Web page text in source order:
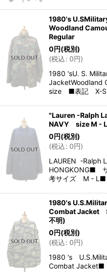
1980's
Woodland
Regular
0円(税別)
(税込: 0円)
1980 'sU. S.
size ■表記 X-
"Lauren -Ralph
NAVY size M - L
0円(税別)
(税込: 0円)
LAUREN -Ralph
考サイズ M -
1980's
Combat Jacket
不明)
0円(税別)
(税込: 0円)
1980 's
Combat